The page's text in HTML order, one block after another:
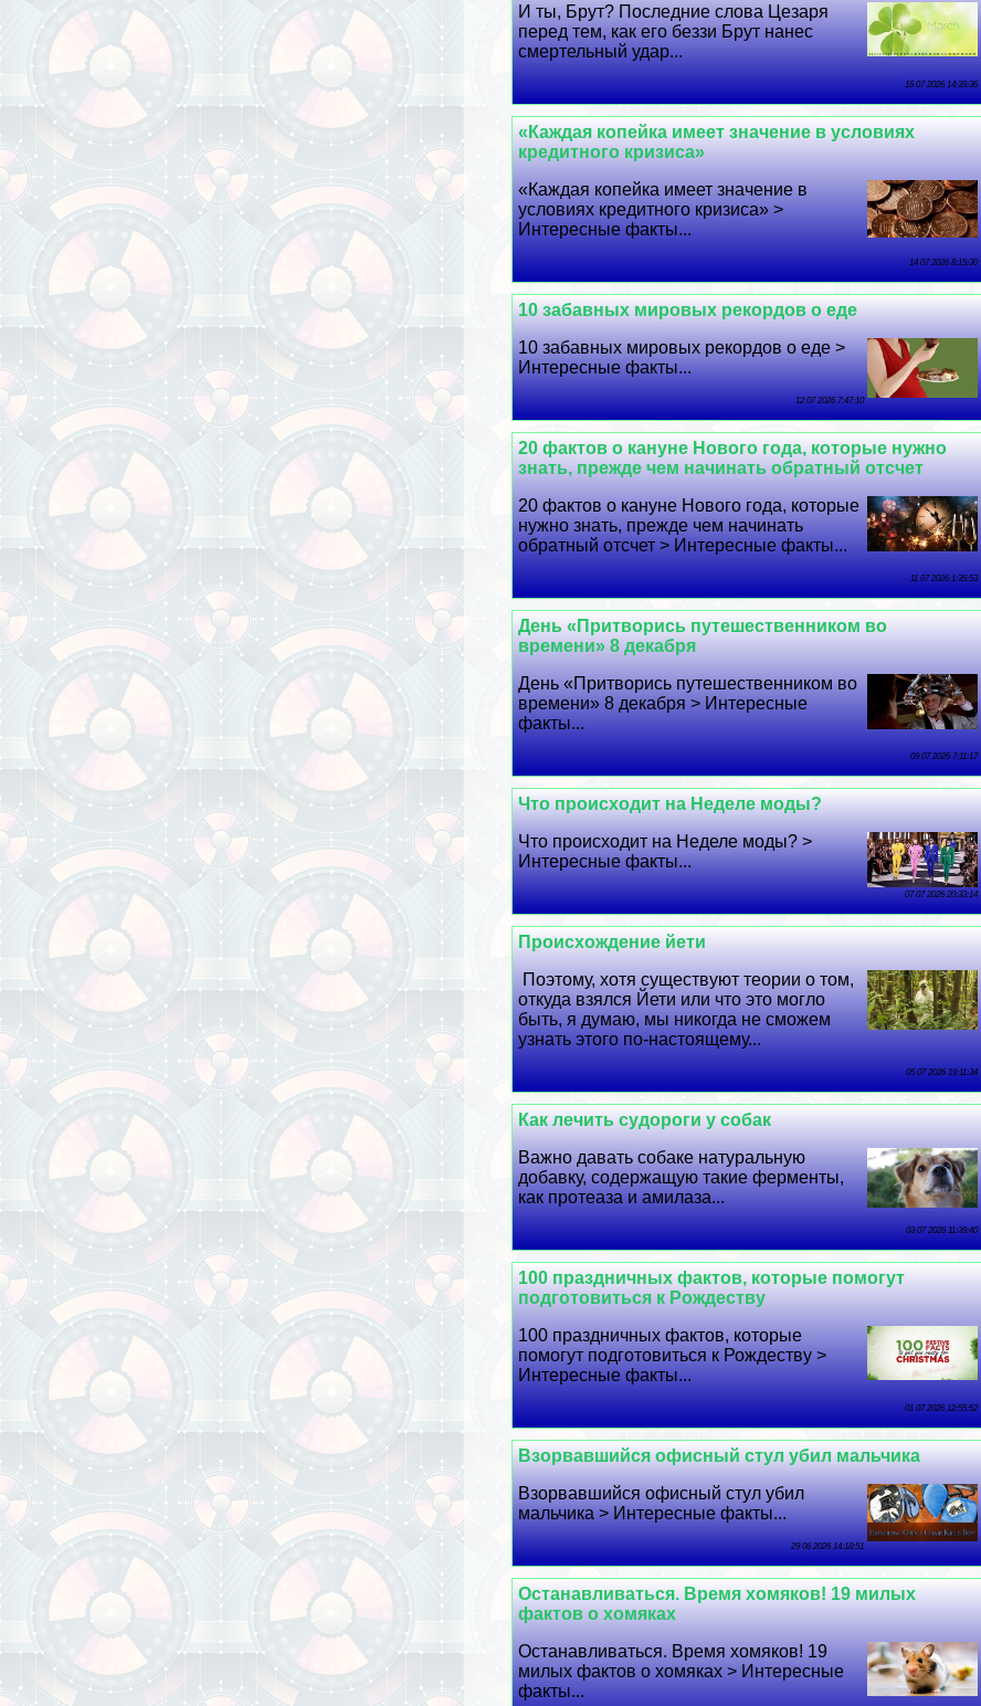
И ты, Брут? Последние слова Цезаря
перед тем, как его беззи Брут нанес
cмepтельный удар...
16 07 2026 14:39:36
«Каждая копейка имеет значение в условиях
кредитного кризиса»
«Каждая копейка имеет значение в
условиях кредитного кризиса» >
Интересные факты...
14 07 2026 8:15:30
10 забавных мировых рекордов о еде
10 забавных мировых рекордов о еде >
Интересные факты...
12 07 2026 7:47:10
20 фактов о кануне Нового года, которые нужно
знать, прежде чем начинать обратный отсчет
20 фактов о кануне Нового года, которые
нужно знать, прежде чем начинать
обратный отсчет > Интересные факты...
11 07 2026 1:35:53
День «Притворись путешественником во
времени» 8 декабря
День «Притворись путешественником во
времени» 8 декабря > Интересные
факты...
09 07 2026 7:11:17
Что происходит на Неделе моды?
Что происходит на Неделе моды? >
Интересные факты...
07 07 2026 20:33:14
Происхождение йети
Поэтому, хотя существуют теории о том,
откуда взялся Йети или что это могло
быть, я думаю, мы никогда не сможем
узнать этого по-настоящему...
05 07 2026 19:11:34
Как лечить судороги у собак
Важно давать собаке натуральную
добавку, содержащую такие ферменты,
как протеаза и амилаза...
03 07 2026 11:39:40
100 праздничных фактов, которые помогут
подготовиться к Рождеству
100 праздничных фактов, которые
помогут подготовиться к Рождеству >
Интересные факты...
01 07 2026 12:55:52
Взорвавшийся офисный стул убил мальчика
Взорвавшийся офисный стул убил
мальчика > Интересные факты...
29 06 2026 14:18:51
Останавливаться. Время хомяков! 19 милых
фактов о хомяках
Останавливаться. Время хомяков! 19
милых фактов о хомяках > Интересные
факты...